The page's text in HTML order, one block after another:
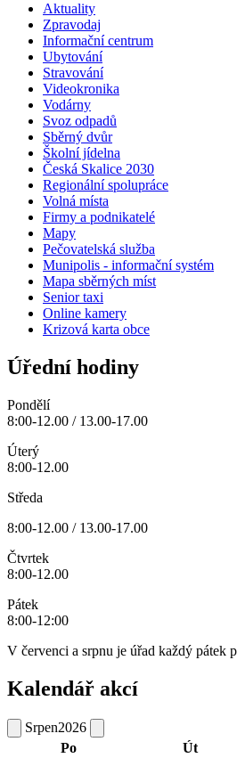
Aktuality
Zpravodaj
Informační centrum
Ubytování
Stravování
Videokronika
Vodárny
Svoz odpadů
Sběrný dvůr
Školní jídelna
Česká Skalice 2030
Regionální spolupráce
Volná místa
Firmy a podnikatelé
Mapy
Pečovatelská služba
Munipolis - informační systém
Mapa sběrných míst
Senior taxi
Online kamery
Krizová karta obce
Úřední hodiny
Pondělí
8:00-12.00 / 13.00-17.00
Úterý
8:00-12.00
Středa
8:00-12.00 / 13.00-17.00
Čtvrtek
8:00-12.00
Pátek
8:00-12:00
V červenci a srpnu je úřad každý pátek
Kalendář akcí
Srpen2026
Po
Út